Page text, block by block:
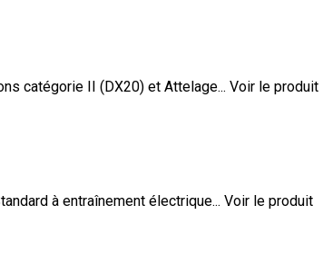
catégorie II (DX20) et Attelage... Voir le produit
à entraînement électrique... Voir le produit